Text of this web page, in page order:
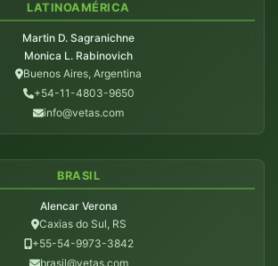
LATINOAMÉRICA
Martin D. Sagranichne
Monica L. Rabinovich
Buenos Aires, Argentina
+54-11-4803-9650
info@vetas.com
BRASIL
Alencar Verona
Caxias do Sul, RS
+55-54-9973-3842
brasil@vetas.com